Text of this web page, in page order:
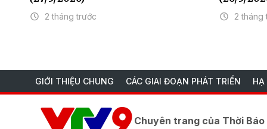
2 tháng trước 2 tháng
GIỚI THIỆU CHUNG CÁC GIAI ĐOẠN PHÁT TRIỂN HẠ
Chuyên trang của Thời